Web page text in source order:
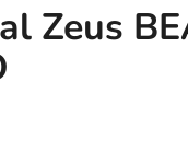
Zeus